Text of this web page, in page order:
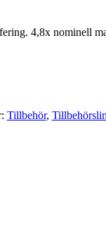
4,8x nominell
Tillbehör,